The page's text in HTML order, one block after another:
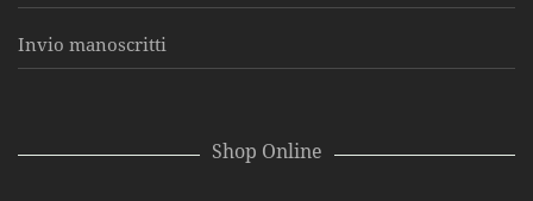
Invio manoscritti
Shop Online